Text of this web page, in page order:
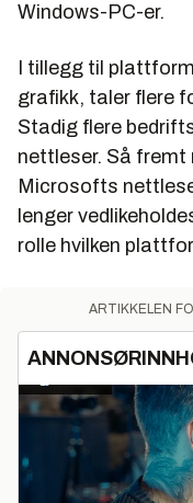
Windows-PC-er.
I tillegg til
grafikk, taler flere
Stadig flere
nettleser. Så fremt
Microsofts
lenger
rolle hvilken
ARTIKKELEN